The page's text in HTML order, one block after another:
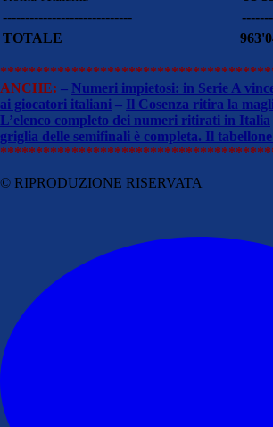
-----------------------------
TOTALE
ANCHE: – Numeri impietosi: in Serie A
ai giocatori italiani – Il Cosenza ritira la
L’elenco completo dei numeri ritirati in Italia
griglia delle semifinali è completa. Il
© RIPRODUZIONE RISERVATA